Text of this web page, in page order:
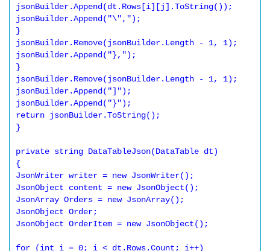
jsonBuilder.Append(dt.Rows[i][j].ToString());
jsonBuilder.Append("\",");
}
jsonBuilder.Remove(jsonBuilder.Length - 1, 1);
jsonBuilder.Append("},");
}
jsonBuilder.Remove(jsonBuilder.Length - 1, 1);
jsonBuilder.Append("]");
jsonBuilder.Append("}");
return jsonBuilder.ToString();
}
private string DataTableJson(DataTable dt)
{
JsonWriter writer = new JsonWriter();
JsonObject content = new JsonObject();
JsonArray Orders = new JsonArray();
JsonObject Order;
JsonObject OrderItem = new JsonObject();
for (int i = 0; i < dt.Rows.Count; i++)